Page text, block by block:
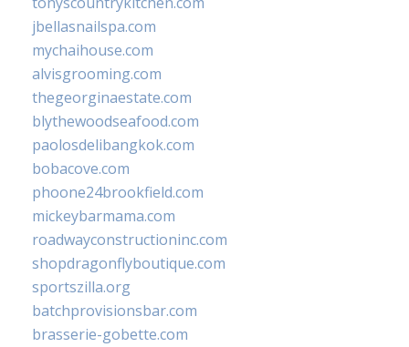
jbellasnailspa.com
mychaihouse.com
alvisgrooming.com
thegeorginaestate.com
blythewoodseafood.com
paolosdelibangkok.com
bobacove.com
phoone24brookfield.com
mickeybarmama.com
roadwayconstructioninc.com
shopdragonflyboutique.com
sportszilla.org
batchprovisionsbar.com
brasserie-gobette.com